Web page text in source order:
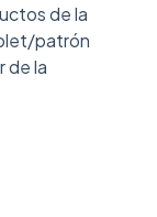
de la
patrón
de la